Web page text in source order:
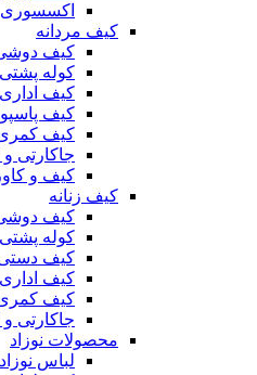
اکسسوری
کیف مردانه
کیف دوشی
کوله پشتی
کیف اداری
کیف
کیف کمری
جاکارتی
کیف و
کیف زنانه
کیف دوشی
کوله پشتی
کیف دستی
کیف اداری
کیف کمری
جاکارتی
محصولات نوزاد
لباس